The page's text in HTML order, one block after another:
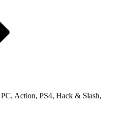
PC, Action, PS4, Hack & Slash,